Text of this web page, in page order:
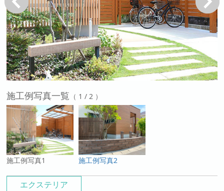
エクステリア
戻る 次へ
施工例写真一覧 （ 1 / 2 ）
施工例写真1 施工例写真2